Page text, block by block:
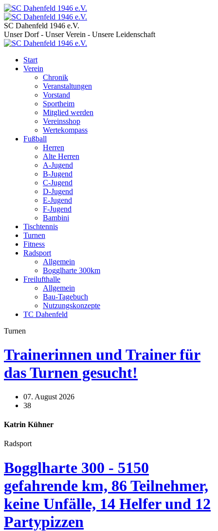
SC Dahenfeld 1946 e.V.
Unser Dorf - Unser Verein - Unsere Leidenschaft
Start
Verein
Chronik
Veranstaltungen
Vorstand
Sportheim
Mitglied werden
Vereinsshop
Wertekompass
Fußball
Herren
Alte Herren
A-Jugend
B-Jugend
C-Jugend
D-Jugend
E-Jugend
F-Jugend
Bambini
Tischtennis
Turnen
Fitness
Radsport
Allgemein
Bogglharte 300km
Freilufthalle
Allgemein
Bau-Tagebuch
Nutzungskonzepte
TC Dahenfeld
Turnen
Trainerinnen und Trainer für
das Turnen gesucht!
07. August 2026
38
Katrin Kühner
Radsport
Bogglharte 300 - 5150
gefahrende km, 86 Teilnehmer,
keine Unfälle, 14 Helfer und 12
Partypizzen